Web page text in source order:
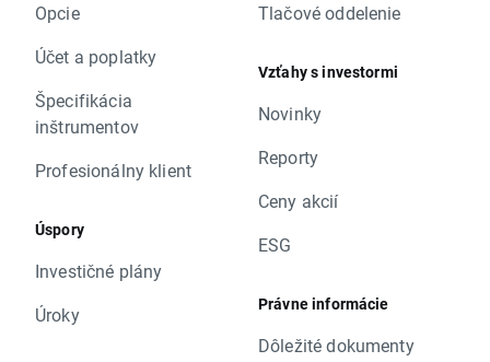
Opcie
Účet a poplatky
Špecifikácia
inštrumentov
Profesionálny klient
Úspory
Investičné plány
Úroky
Tlačové oddelenie
Vzťahy s investormi
Novinky
Reporty
Ceny akcií
ESG
Právne informácie
Dôležité dokumenty